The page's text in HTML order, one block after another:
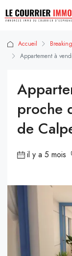
Accueil
Appartement à
proche
de
il y a 5 mois